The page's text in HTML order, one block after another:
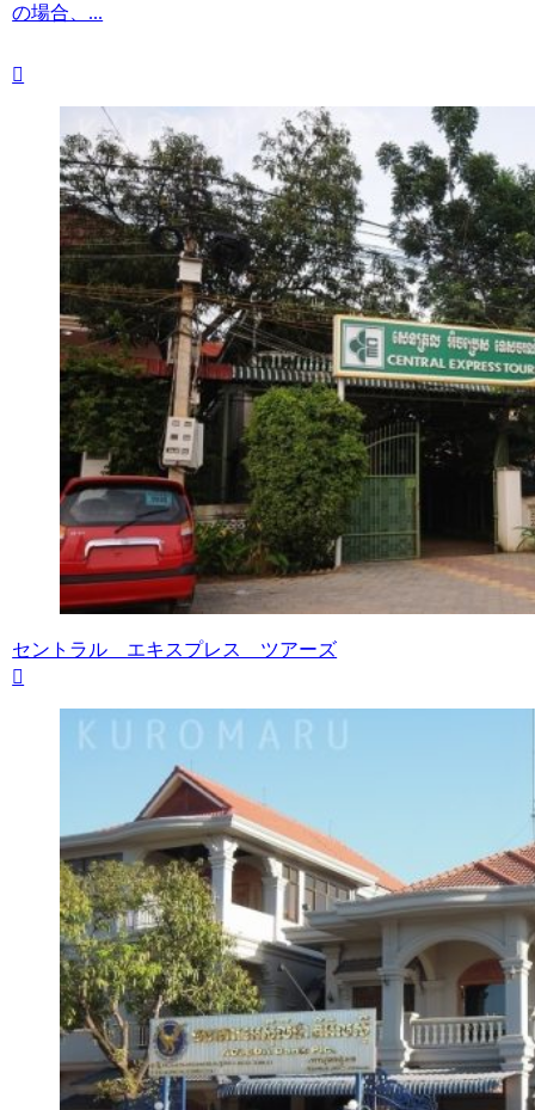
の場合、...
セントラル エキスプレス ツアーズ